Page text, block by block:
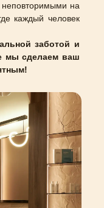
на
каждый человек
заботой и
мы сделаем ваш